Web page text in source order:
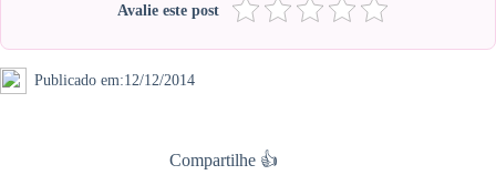
Avalie este post
Publicado em:12/12/2014
Compartilhe 👍